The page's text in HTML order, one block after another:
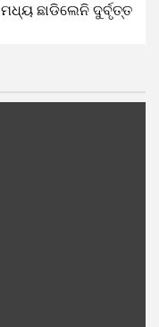
ମଧ୍ୟ ଛାଡିଲେନି ଦୁର୍ବୃତ୍ତ